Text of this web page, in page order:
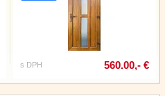
s DPH 560.00,- €